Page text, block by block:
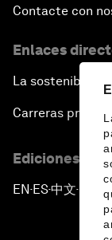
Contacte con
Enlaces
La sostenibilidad
Carreras
Ediciones en
EN ▪ ES▪中文▪ 日本